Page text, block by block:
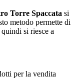
Torre Spaccata si
metodo permette di
si riesce a
per la vendita